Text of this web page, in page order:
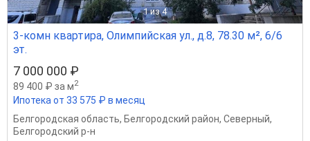
1 из 4
3-комн квартира, Олимпийская ул., д.8, 78.30 м², 6/6
эт.
7 000 000 ₽
89 400 ₽ за м2
Ипотека от 33 575 ₽ в месяц
Белгородская область, Белгородский район, Северный,
Белгородский р-н